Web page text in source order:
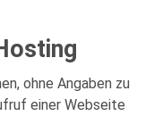
ohne Angaben zu
einer Webseite